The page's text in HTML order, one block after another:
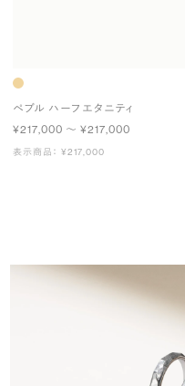
ペブル ハーフエタニティ
¥217,000 〜 ¥217,000
表示商品： ¥217,000